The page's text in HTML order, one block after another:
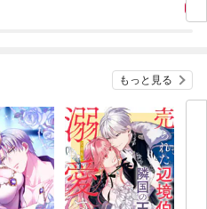
もっと見る